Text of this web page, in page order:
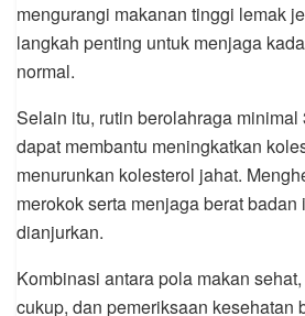
mengurangi makanan tinggi lemak
langkah penting untuk menjaga
normal.
Selain itu, rutin berolahraga minimal
dapat membantu meningkatkan
menurunkan kolesterol jahat.
merokok serta menjaga berat
dianjurkan.
Kombinasi antara pola makan
cukup, dan pemeriksaan kesehatan